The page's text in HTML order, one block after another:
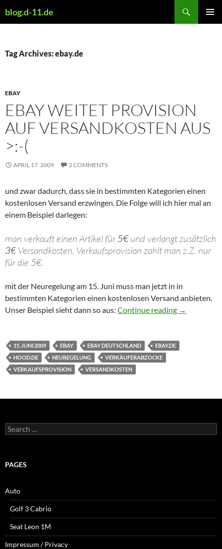
toblog.d-11.de
Tag Archives: ebay.de
EBAY
EBAY WEITET PROVISION
AUF VERSANDKOSTEN AUS
>:-(
APRIL 17, 2009 2 COMMENTS
und zwar dadurch, dass sie in bestimmten Kategorien einen
kostenlosen Versand erzwingen. Die Folge will ich hier mal an
einem Beispiel darlegen:
man verkauft einen Artikel für5€und verlangt zusätzlich
3€Versandkosten. Verkaufsprovision zahlt man z.Z. nur
für die 5€.
mit der Neuregelung am 15. Juni muss man jetzt in in
bestimmten Kategorien einen kostenlosen Versand anbieten.
Unser Beispiel sieht dann so aus: Continue reading eBay weitet
→
15. JUNI 2009 EBAY EBAY DEUTSCHLAND
EBAY.DE
HOOD.DE
NEUREGELUNG
VERKÄUFERABZOCKE
VERKAUFSPROVISION
VERSANDKOSTEN
Search
for:
PAGES
Auto
Golf 3 Cabrio
Seat Leon 1M
Impressum / Privacy